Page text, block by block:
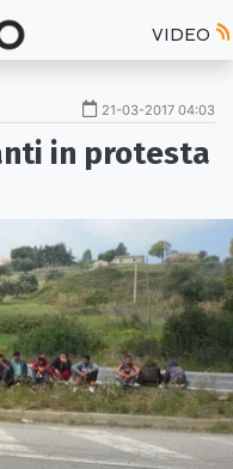
VIDEO
21-03-2017 04:03
in protesta